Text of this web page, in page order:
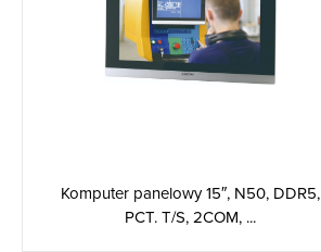
Komputer panelowy 15″, N50, DDR5,
PCT. T/S, 2COM, ...